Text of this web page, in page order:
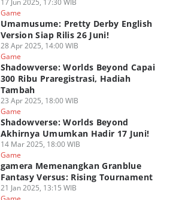
17 Jun 2025, 17:30 WIB
Game
Umamusume: Pretty Derby English
Version Siap Rilis 26 Juni!
28 Apr 2025, 14:00 WIB
Game
Shadowverse: Worlds Beyond Capai
300 Ribu Praregistrasi, Hadiah
Tambah
23 Apr 2025, 18:00 WIB
Game
Shadowverse: Worlds Beyond
Akhirnya Umumkan Hadir 17 Juni!
14 Mar 2025, 18:00 WIB
Game
gamera Memenangkan Granblue
Fantasy Versus: Rising Tournament
21 Jan 2025, 13:15 WIB